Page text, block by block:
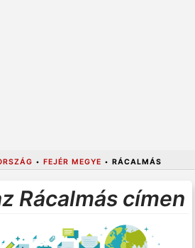
• FEJÉR MEGYE • RÁCALMÁS
Rácalmás címen